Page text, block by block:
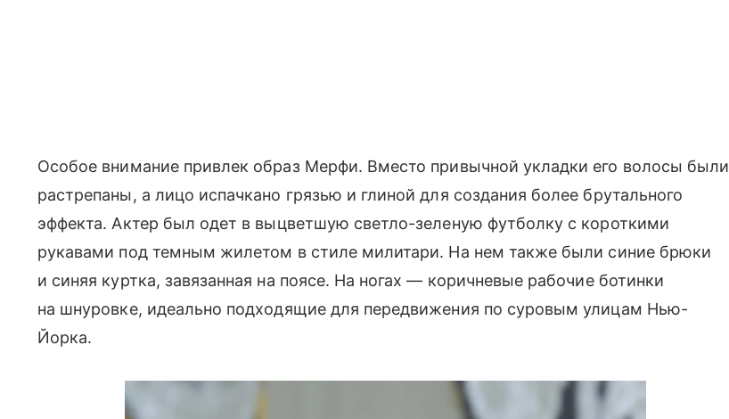
Особое внимание привлек образ Мерфи. Вместо привычной укладки его волосы были
растрепаны, а лицо испачкано грязью и глиной для создания более брутального
эффекта. Актер был одет в выцветшую светло-зеленую футболку с короткими
рукавами под темным жилетом в стиле милитари. На нем также были синие брюки
и синяя куртка, завязанная на поясе. На ногах — коричневые рабочие ботинки
на шнуровке, идеально подходящие для передвижения по суровым улицам Нью-
Йорка.